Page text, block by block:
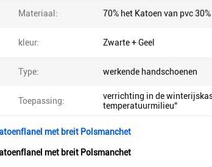
Materiaal: 70% het Katoen van pvc 30%
kleur: Zwarte + Geel
Type: werkende handschoenen
Toepassing:
verrichting in de
temperatuurmilieu“
met breit Polsmanchet
met breit Polsmanchet